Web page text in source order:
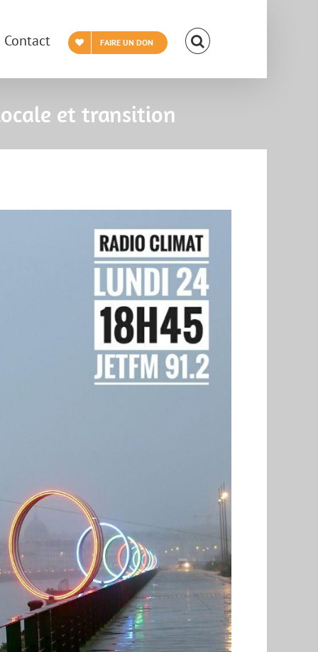
Contact FAIRE UN DON
et transition